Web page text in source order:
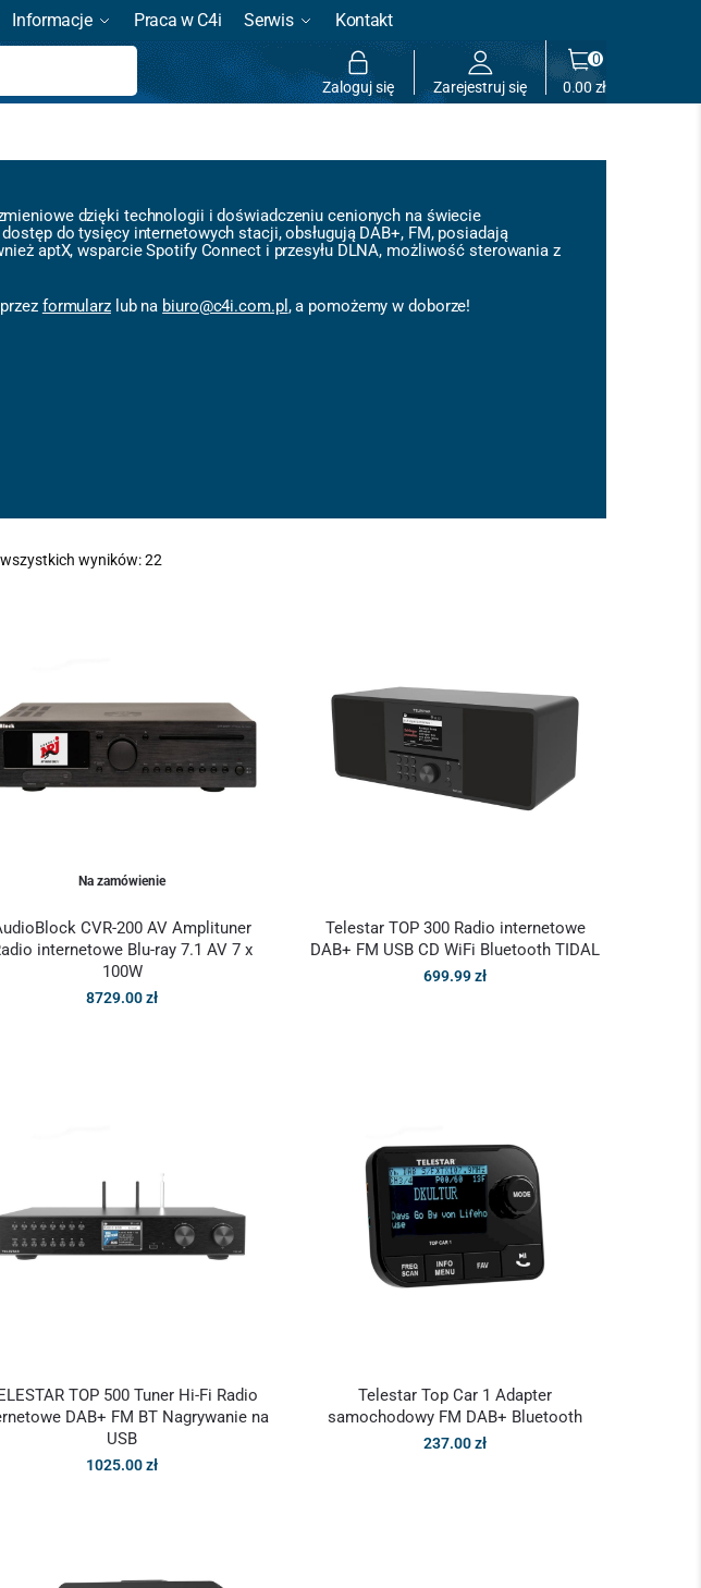
Informacje Praca w C4i Serwis Kontakt
Szukaj
Zaloguj się Zarejestruj się 0.00zł
0
dzięki technologii i doświadczeniu cenionych na świecie
do tysięcy internetowych stacji, obsługują DAB+, FM, posiadają
aptX, wsparcie Spotify Connect i przesyłu DLNA, możliwość sterowania z
formularzl ub na biuro@c4i.com.pl , a pomożemy w doborze!
wyników: 22
Na zamówienie
CVR-200 AV Amplituner
internetowe Blu-ray 7.1 AV 7 x
100W
8729.00zł
Telestar TOP 300 Radio internetowe
DAB+ FM USB CD WiFi Bluetooth TIDAL
699.99zł
TOP 500 Tuner Hi-Fi Radio
DAB+ FM BT Nagrywanie na
USB
1025.00zł
Telestar Top Car 1 Adapter
samochodowy FM DAB+ Bluetooth
237.00zł